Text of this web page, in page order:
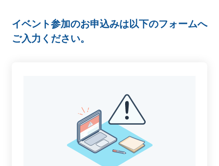
イベント参加のお申込みは以下のフォームへ
ご入力ください。